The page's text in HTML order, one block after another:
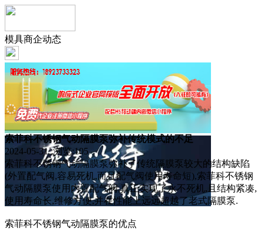
模具商企动态
索菲科不锈钢气动隔膜泵弥补传统模式的不足
2024-05-31 浏览:105
索菲科不锈钢气动隔膜泵弥补了传统隔膜泵较大的结构缺陷
(外置配气阀,容易死机,而且配气阀使用寿命短),索菲科不锈钢
气动隔膜泵使用内置配气阀,真正实现了永不死机,且结构紧凑,
使用寿命长,维修方便,并在性能上远远超越了老式隔膜泵.
索菲科不锈钢气动隔膜泵的优点